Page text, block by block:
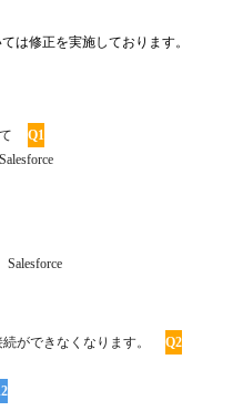
は修正を実施しております。
Q1
Salesforce
Salesforce
ができなくなります。 Q2